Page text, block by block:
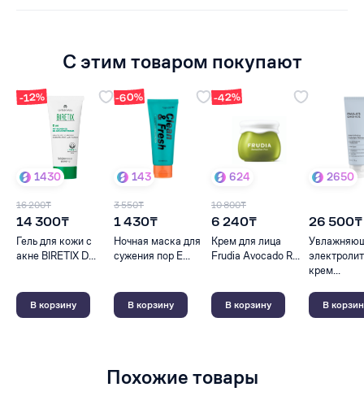
С этим товаром покупают
-12%
1430
16 200₸
14 300₸
Гель для кожи с
акне BIRETIX D...
В корзину
-60%
143
3 550₸
1 430₸
Ночная маска для
сужения пор E...
В корзину
-42%
624
10 800₸
6 240₸
Крем для лица
Frudia Avocado R...
В корзину
2650
26 500₸
крем...
В
Похожие товары